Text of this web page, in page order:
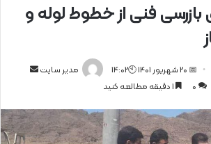
بازرسی فنی از خطوط لوله و
مدیر سایت
ل
📅 20 شهریور 1401 🕙14:02
0